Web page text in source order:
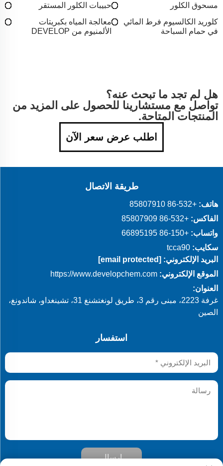
مسحوق الكلور
حبيبات الكلور المستقر
كلوريد الكالسيوم فرط المائي
في حمام السباحة
معالجة المياه بكبريتات
الألمنيوم من DEVELOP
هل لم تجد ما تبحث عنه؟
تواصل مع مستشارينا للحصول على المزيد من
المنتجات المتاحة.
اطلب عرض سعر الآن
طريقة الاتصال
هاتف: +86-532 85807910
الفاكس: +86-532 85807909
واتساب: +86-150 66895195
سكايب: tcca90
البريد الإلكتروني: [email protected]
الموقع الإلكتروني: https://www.developchem.com
العنوان:
غرفة 2223، مبنى رقم 3، طريق لونغتشنغ 31، تشينغداو، شاندونغ،
الصين
استفسار
إرسال